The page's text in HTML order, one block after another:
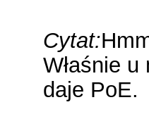
Cytat:
Właśnie
daje PoE.